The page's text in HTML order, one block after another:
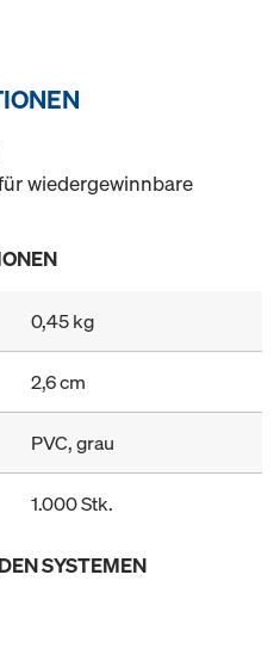
wiedergewinnbare
0,45 kg
2,6 cm
PVC, grau
1.000 Stk.
SYSTEMEN